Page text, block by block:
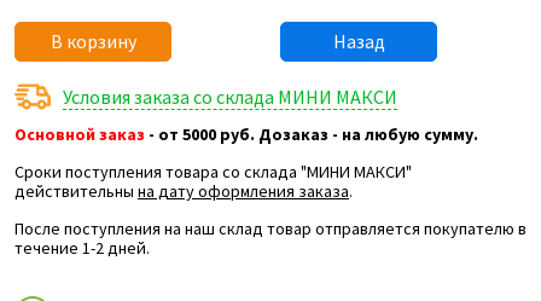
В корзину Назад
Условия заказа со склада МИНИ МАКСИ
Основной заказ - от 5000 руб. Дозаказ - на любую сумму.
Сроки поступления товара со склада "МИНИ МАКСИ"
действительны на дату оформления заказа.
После поступления на наш склад товар отправляется покупателю в
течение 1-2 дней.